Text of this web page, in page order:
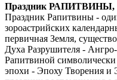
Праздник
Праздник Рапитвины -
зороастрийских
первичная Земля,
Духа Разрушителя -
Рапитвиной символически
эпохи - Эпоху Творения и